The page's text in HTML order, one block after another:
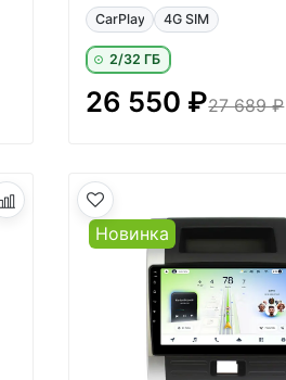
CarPlay 4G SIM
2/32 ГБ
27 689 ₽
26 550 ₽
Новинка